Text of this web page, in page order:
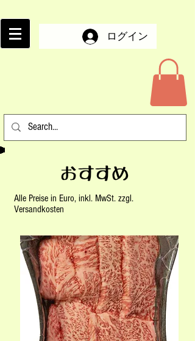
ログイン
おすすめ
Alle Preise in Euro, inkl. MwSt. zzgl.
Versandkosten